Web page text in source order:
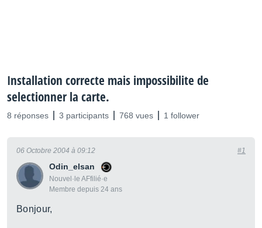
Installation correcte mais impossibilite de
selectionner la carte.
8 réponses 3 participants 768 vues 1 follower
Odin_elsan
Nouvel·le AFfilié·e
Membre depuis 24 ans
06 Octobre 2004 à 09:12 #1
Bonjour,